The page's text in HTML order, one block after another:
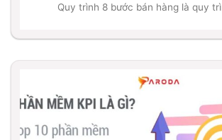
Quy trình 8 bước bán hàng là quy